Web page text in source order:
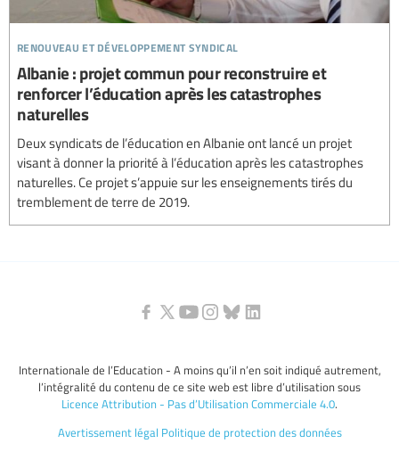
renouveau et développement syndical
Albanie : projet commun pour reconstruire et
renforcer l’éducation après les catastrophes
naturelles
Deux syndicats de l’éducation en Albanie ont lancé un projet
visant à donner la priorité à l’éducation après les catastrophes
naturelles. Ce projet s’appuie sur les enseignements tirés du
tremblement de terre de 2019.
Internationale de l’Education - A moins qu’il n’en soit indiqué autrement,
l’intégralité du contenu de ce site web est libre d’utilisation sous
Licence Attribution - Pas d’Utilisation Commerciale 4.0.
Avertissement légal Politique de protection des données